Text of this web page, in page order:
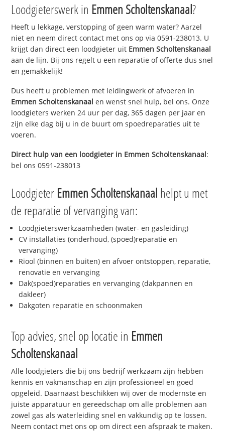
Loodgieterswerk in Emmen Scholtenskanaal?
Heeft u lekkage, verstopping of geen warm water? Aarzel
niet en neem direct contact met ons op via 0591-238013. U
krijgt dan direct een loodgieter uit Emmen Scholtenskanaal
aan de lijn. Bij ons regelt u een reparatie of offerte dus snel
en gemakkelijk!
Dus heeft u problemen met leidingwerk of afvoeren in
Emmen Scholtenskanaal en wenst snel hulp, bel ons. Onze
loodgieters werken 24 uur per dag, 365 dagen per jaar en
zijn elke dag bij u in de buurt om spoedreparaties uit te
voeren.
Direct hulp van een loodgieter in Emmen Scholtenskanaal:
bel ons 0591-238013
Loodgieter Emmen Scholtenskanaal helpt u met
de reparatie of vervanging van:
Loodgieterswerkzaamheden (water- en gasleiding)
CV installaties (onderhoud, (spoed)reparatie en
vervanging)
Riool (binnen en buiten) en afvoer ontstoppen, reparatie,
renovatie en vervanging
Dak(spoed)reparaties en vervanging (dakpannen en
dakleer)
Dakgoten reparatie en schoonmaken
Top advies, snel op locatie in Emmen
Scholtenskanaal
Alle loodgieters die bij ons bedrijf werkzaam zijn hebben
kennis en vakmanschap en zijn professioneel en goed
opgeleid. Daarnaast beschikken wij over de modernste en
juiste apparatuur en gereedschap om alle problemen aan
zowel gas als waterleiding snel en vakkundig op te lossen.
Neem contact met ons op om direct een afspraak te maken.